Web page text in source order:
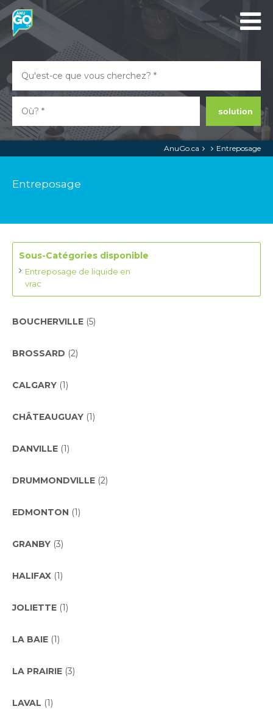
solution
AnuGo.ca Entreposage
Entreposage
Sous-Catégories disponible
Entreposage de liquide en
vrac
BOUCHERVILLE (5)
BROSSARD (2)
CALGARY (1)
CHÂTEAUGUAY (1)
DANVILLE (1)
DRUMMONDVILLE (2)
EDMONTON (1)
GRANBY (3)
HALIFAX (1)
JOLIETTE (1)
LA BAIE (1)
LA PRAIRIE (3)
LAVAL (1)